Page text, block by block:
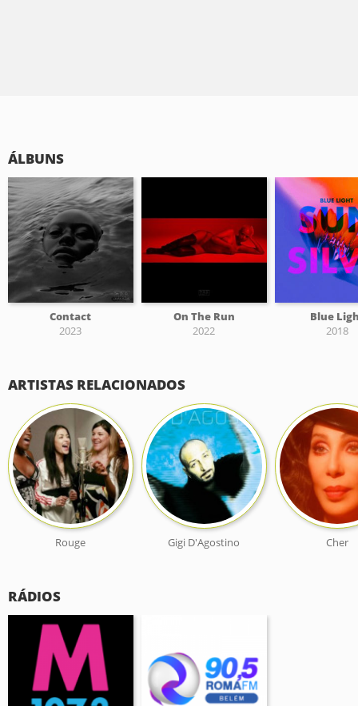
ÁLBUNS
Contact
2023
On The Run
2022
Blue
2018
ARTISTAS RELACIONADOS
Rouge Gigi D'Agostino Cher
RÁDIOS